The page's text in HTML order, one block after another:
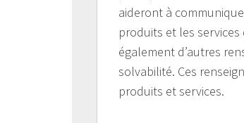
aideront à
produits et les
également d’autres
solvabilité. Ces
produits et services.